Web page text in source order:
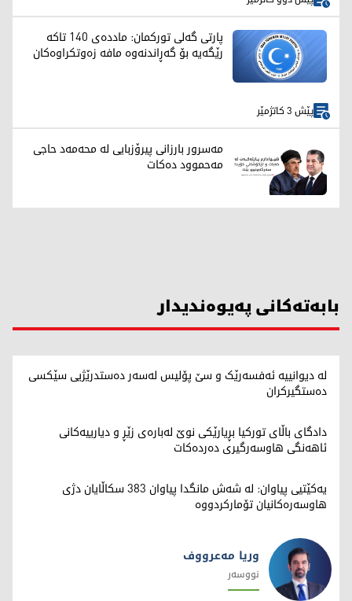
پارتی گەلی تورکمان: ماددەی 140 تاکە
رێگەیە بۆ گەڕاندنەوە مافە زەوتکراوەکان
پێش 3 کاتژمێر
مەسرور بارزانی پیرۆزبایی لە محەمەد حاجی
مەحموود دەکات
بابەتەکانی پەیوەندیدار
لە دیوانییە ئەفسەرێک و سێ پۆلیس لەسەر دەستدرێژیی سێکسی
دەستگیرکران
دادگای باڵای تورکیا بڕیارێکی نوێ لەبارەی زێڕ و دیارییەکانی
ئاهەنگی هاوسەرگیری دەردەکات
یەکێتیی پیاوان: لە شەش مانگدا پیاوان 383 سکاڵایان دژی
هاوسەرەکانیان تۆمارکردووە
وریا مەعرووف
نووسەر